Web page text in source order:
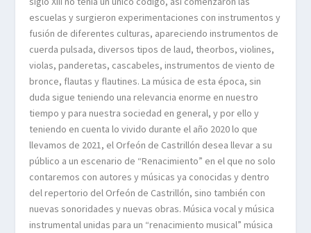
escuelas y surgieron experimentaciones con instrumentos y
fusión de diferentes culturas, apareciendo instrumentos de
cuerda pulsada, diversos tipos de laud, theorbos, violines,
violas, panderetas, cascabeles, instrumentos de viento de
bronce, flautas y flautines. La música de esta época, sin
duda sigue teniendo una relevancia enorme en nuestro
tiempo y para nuestra sociedad en general, y por ello y
teniendo en cuenta lo vivido durante el año 2020 lo que
llevamos de 2021, el Orfeón de Castrillón desea llevar a su
público a un escenario de “Renacimiento” en el que no solo
contaremos con autores y músicas ya conocidas y dentro
del repertorio del Orfeón de Castrillón, sino también con
nuevas sonoridades y nuevas obras. Música vocal y música
instrumental unidas para un “renacimiento musical” música